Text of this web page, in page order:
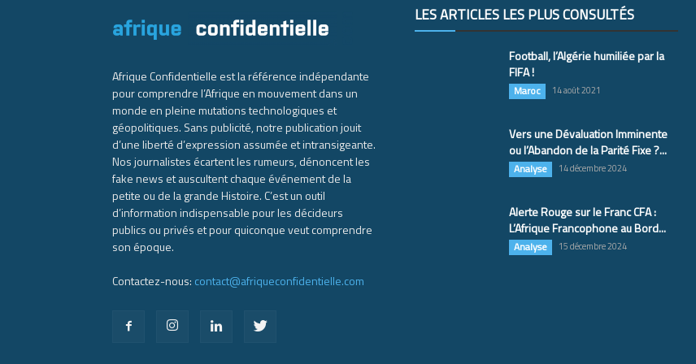
Afrique Confidentielle est la référence indépendante
pour comprendre l’Afrique en mouvement dans un
monde en pleine mutations technologiques et
géopolitiques. Sans publicité, notre publication jouit
d’une liberté d’expression assumée et intransigeante.
Nos journalistes écartent les rumeurs, dénoncent les
fake news et auscultent chaque événement de la
petite ou de la grande Histoire. C’est un outil
d’information indispensable pour les décideurs
publics ou privés et pour quiconque veut comprendre
son époque.
Contactez-nous: contact@afriqueconfidentielle.com
LES ARTICLES LES PLUS CONSULTÉS
Football, l’Algérie humiliée par la
FIFA !
Maroc 14 août 2021
Vers une Dévaluation Imminente
ou l’Abandon de la Parité Fixe ?...
Analyse 14 décembre 2024
Alerte Rouge sur le Franc CFA :
L’Afrique Francophone au Bord...
Analyse 15 décembre 2024